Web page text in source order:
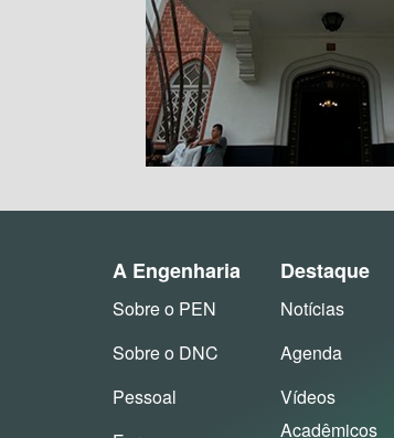
A Engenharia
Sobre o PEN
Sobre o DNC
Pessoal
Destaque
Notícias
Agenda
Vídeos
Acadêmicos